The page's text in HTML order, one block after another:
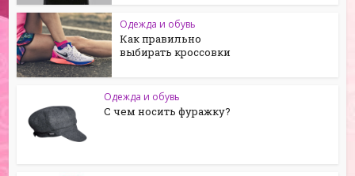
Одежда и обувь
Как правильно
выбирать кроссовки
Одежда и обувь
С чем носить фуражку?